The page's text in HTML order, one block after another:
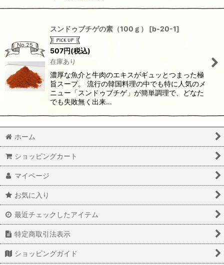
No.25
スンドゥブチゲの素（100ｇ） [b-20-1]
507円(税込)
在庫あり
濃厚な魚介と牛肉のエキスがギュッとつまった極
旨スープ。 流行の韓国料理の中でも特に人気のメ
ニュー「スンドゥブチゲ」が簡単調理で、どなた
でも失敗無く出来…
ホーム
ショッピングカート
マイページ
お気に入り
最近チェックしたアイテム
特定商取引法表示
ショッピングガイド